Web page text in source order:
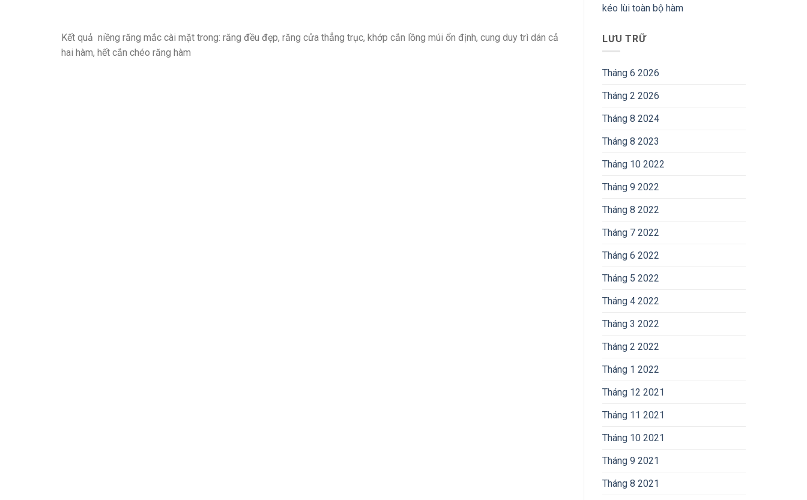
Kết quả niềng răng mắc cài mặt trong: răng đều đẹp, răng cửa thẳng trục, khớp cắn lồng múi ổn định, cung duy trì dán cả
hai hàm, hết cắn chéo răng hàm
kéo lùi toàn bộ hàm
LƯU TRỮ
Tháng 6 2026
Tháng 2 2026
Tháng 8 2024
Tháng 8 2023
Tháng 10 2022
Tháng 9 2022
Tháng 8 2022
Tháng 7 2022
Tháng 6 2022
Tháng 5 2022
Tháng 4 2022
Tháng 3 2022
Tháng 2 2022
Tháng 1 2022
Tháng 12 2021
Tháng 11 2021
Tháng 10 2021
Tháng 9 2021
Tháng 8 2021